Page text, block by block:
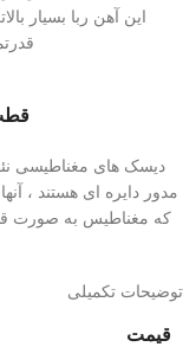
این آهن ربا بسیار
مدور دایره ای هستند ،
که مغناطیس به صورت
توضیحات تکمیلی
قیمت